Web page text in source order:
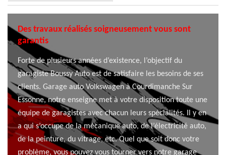
Des travaux réalisés soigneusement vous sont
garantis
Forte de plusieurs années d’existence, l’objectif du
garagiste Boussy Auto est de satisfaire les besoins de ses
clients. Garage auto Volkswagen à Courdimanche Sur
Essonne, notre enseigne met à votre disposition toute une
équipe de garagistes avec chacun leurs spécialités. Il y en
a qui s’occupe de la mécanique auto, de l’électricité auto,
de la peinture, du vitrage, etc. Quel que soit donc votre
problème, vous pouvez vous tourner vers notre garage